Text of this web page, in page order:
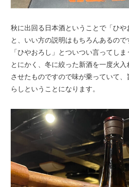
秋に出回る日本酒ということで「ひや
と、いい方の説明はもちろんあるの
「ひやおろし」とついつい言ってしま
とにかく、冬に絞った新酒を一度火
させたものですので味が乗っていて
らしということになります。